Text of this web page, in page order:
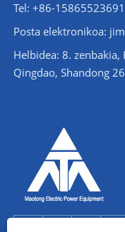
Tel: +86-15865523691
Posta elektronikoa:
Helbidea: 8. zenbakia,
Qingdao, Shandong